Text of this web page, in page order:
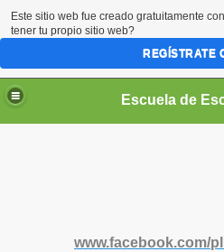
www.facebook.com/
Este sitio web fue creado gratuitamente con
tener tu propio sitio web?
REGÍSTRATE